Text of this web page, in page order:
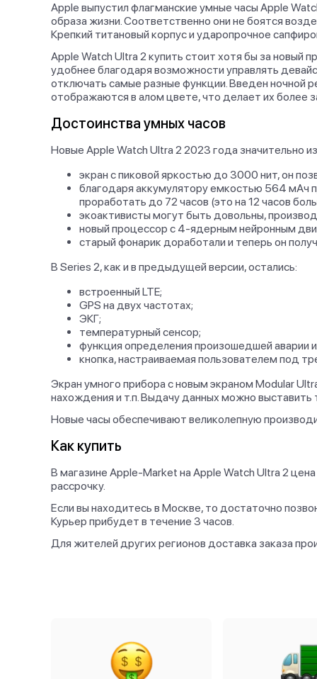
Apple выпустил флагманские умные часы Apple
образа жизни. Соответственно они не боятся
Крепкий титановый корпус и ударопрочное
Apple Watch Ultra 2 купить стоит хотя бы за новый
удобнее благодаря возможности управлять
отключать самые разные функции. Введен ночной
отображаются в алом цвете, что делает их более
Достоинства умных часов
Новые Apple Watch Ultra 2 2023 года значительно
экран с пиковой яркостью до 3000 нит, он
благодаря аккумулятору емкостью 564 мАч
проработать до 72 часов (это на 12 часов
экоактивисты могут быть довольны,
новый процессор с 4-ядерным нейронным
старый фонарик доработали и теперь он
В Series 2, как и в предыдущей версии, остались:
встроенный LTE;
GPS на двух частотах;
ЭКГ;
температурный сенсор;
функция определения произошедшей аварии
кнопка, настраиваемая пользователем под
Экран умного прибора с новым экраном Modular
нахождения и т.п. Выдачу данных можно выставить
Новые часы обеспечивают великолепную
Как купить
В магазине Apple-Market на Apple Watch Ultra 2
рассрочку.
Если вы находитесь в Москве, то достаточно
Курьер прибудет в течение 3 часов.
Для жителей других регионов доставка заказа